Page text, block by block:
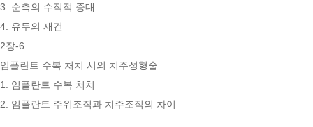
3. 순측의 수직적 증대
4. 유두의 재건
2장-6
임플란트 수복 처치 시의 치주성형술
1. 임플란트 수복 처치
2. 임플란트 주위조직과 치주조직의 차이